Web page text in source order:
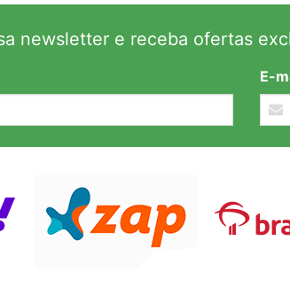
newsletter e receba ofertas
E-